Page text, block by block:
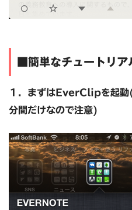
■簡単なチュートリア
１．まずはEverClipを起動
分間だけなので注意)